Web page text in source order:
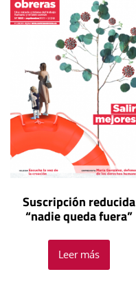
Suscripción reducida
“nadie queda fuera”
Leer más